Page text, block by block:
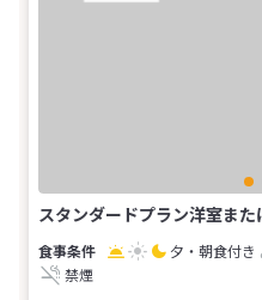
スタンダードプラン洋室ま
夕・朝食付き
禁煙